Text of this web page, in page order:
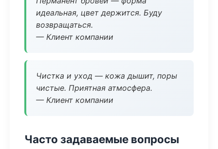
идеальная, цвет держится. Буду
возвращаться.
— Клиент компании
Чистка и уход — кожа дышит, поры
чистые. Приятная атмосфера.
— Клиент компании
Часто задаваемые вопросы